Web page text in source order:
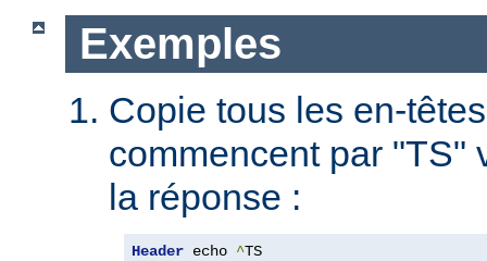
Exemples
Copie tous les en-
commencent par "TS"
la réponse :
Header echo ^TS